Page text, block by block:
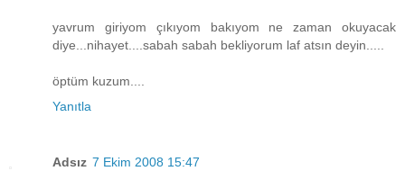
yavrum giriyom çıkıyom bakıyom ne zaman okuyacak
diye...nihayet....sabah sabah bekliyorum laf atsın deyin.....
öptüm kuzum....
Yanıtla
Adsız 7 Ekim 2008 15:47